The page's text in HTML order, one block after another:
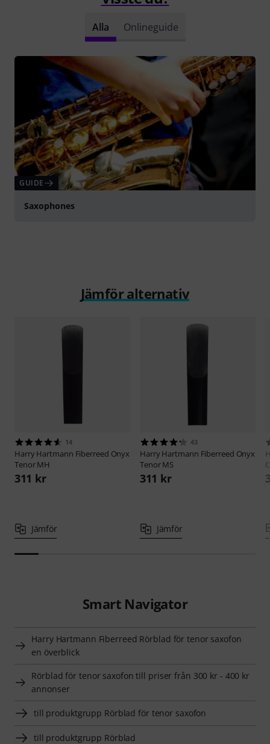
Alla Onlineguide
GUIDE
Saxophones
Jämför alternativ
14
Harry Hartmann Fiberreed Onyx
Tenor MH
311 kr
Jämför
43
Harry Hartmann Fiberreed Onyx
Tenor MS
311 kr
Jämför
Smart Navigator
Harry Hartmann Fiberreed Rörblad för tenor saxofon
en överblick
Rörblad för tenor saxofon till priser från 300 kr - 400 kr
annonser
till produktgrupp Rörblad för tenor saxofon
till produktgrupp Rörblad